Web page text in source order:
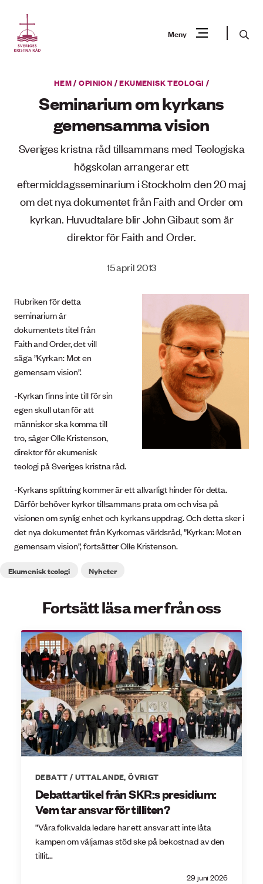
innehåll
Meny Sök
HEM/OPINION /EKUMENISK TEOLOGI /
Seminarium om kyrkans
gemensamma vision
Sveriges kristna råd tillsammans med Teologiska
högskolan arrangerar ett
eftermiddagsseminarium i Stockholm den 20 maj
om det nya dokumentet från Faith and Order om
kyrkan. Huvudtalare blir John Gibaut som är
direktor för Faith and Order.
15 april 2013
Rubriken för detta
seminarium är
dokumentets titel från
Faith and Order, det vill
säga ”Kyrkan: Mot en
gemensam vision”.
-Kyrkan finns inte till för sin
egen skull utan för att
människor ska komma till
tro, säger Olle Kristenson,
direktor för ekumenisk
teologi på Sveriges kristna råd.
-Kyrkans splittring kommer är ett allvarligt hinder för detta.
Därför behöver kyrkor tillsammans prata om och visa på
visionen om synlig enhet och kyrkans uppdrag. Och detta sker i
det nya dokumentet från Kyrkornas världsråd, ”Kyrkan: Mot en
gemensam vision”, fortsätter Olle Kristenson.
Ekumenisk teologi Nyheter
Fortsätt läsa mer från oss
DEBATT / UTTALANDE,ÖVRIGT
Debattartikel från SKR:s presidium:
Vem tar ansvar för tilliten?
29 juni 2026
”Våra folkvalda ledare har ett ansvar att inte låta
kampen om väljarnas stöd ske på bekostnad av den
tillit...